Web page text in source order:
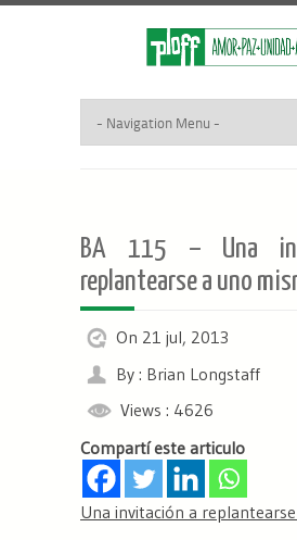
BA 115 – Una
replantearse a uno
On 21 jul, 2013
By : Brian Longstaff
Views : 4626
Compartí este articulo
Una invitación a